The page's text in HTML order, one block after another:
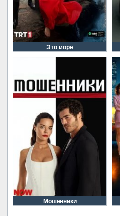
Это море
Мошенники